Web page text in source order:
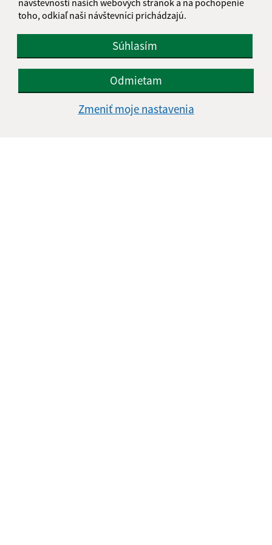
toho, odkiaľ naši návštevníci prichádzajú.
Súhlasím
Odmietam
Zmeniť moje nastavenia